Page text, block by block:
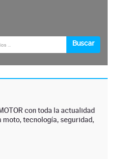
con toda la actualidad
moto, tecnología, seguridad,